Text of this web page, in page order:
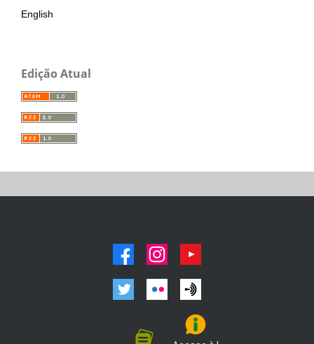
English
Edição Atual
facebookinstagram
twitter flickr